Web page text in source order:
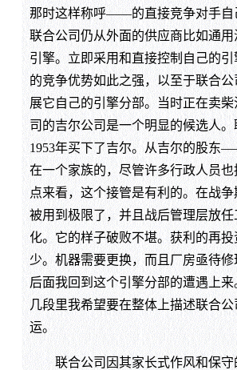
那时这样称呼——的直接竞争对手自
联合公司仍从外面的供应商比如通
引擎。立即采用和直接控制自己的
的竞争优势如此之强，以至于联合
展它自己的引擎分部。当时正在卖
司的吉尔公司是一个明显的候选人。
1953年买下了吉尔。从吉尔的股东
在一个家族的，尽管许多行政人员
点来看，这个接管是有利的。在战
被用到极限了，并且战后管理层放
化。它的样子破败不堪。获利的再
少。机器需要更换，而且厂房亟待
后面我回到这个引擎分部的遭遇上
几段里我希望要在整体上描述联合
运。
联合公司因其家长式作风和保守